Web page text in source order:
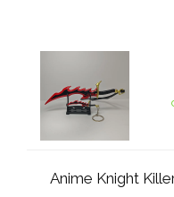
Anime Knight